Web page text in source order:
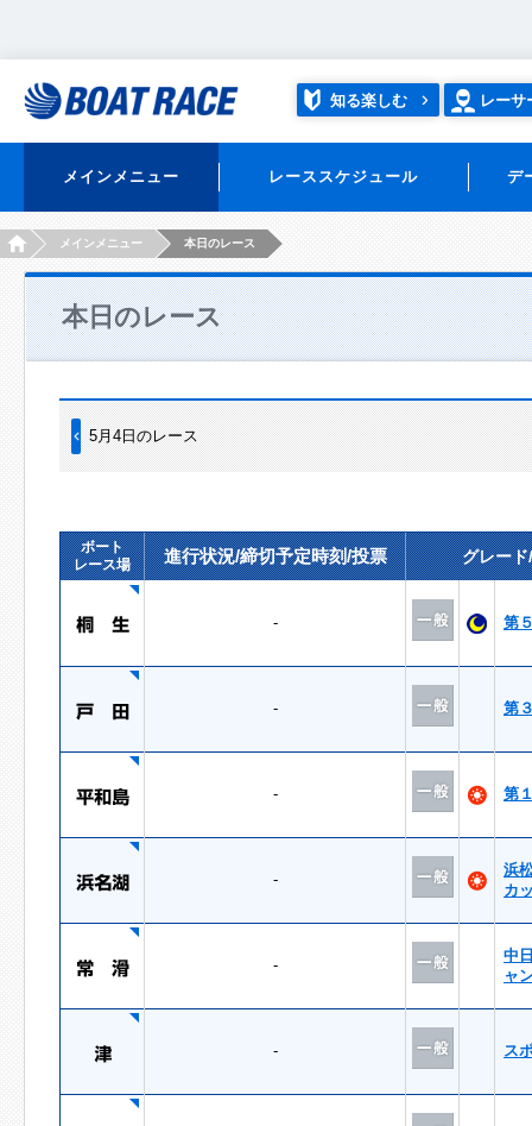
知る楽しむ レーサ
メインメニュー レーススケジュール デ
HOMEメインメニュー 本日のレース
本日のレース
5月4日のレース
ボート
レース場
進行状況/締切予定時刻/投票 グレー
- 第
- 第
- 第
-
浜
カ
-
中
ャ
- ス